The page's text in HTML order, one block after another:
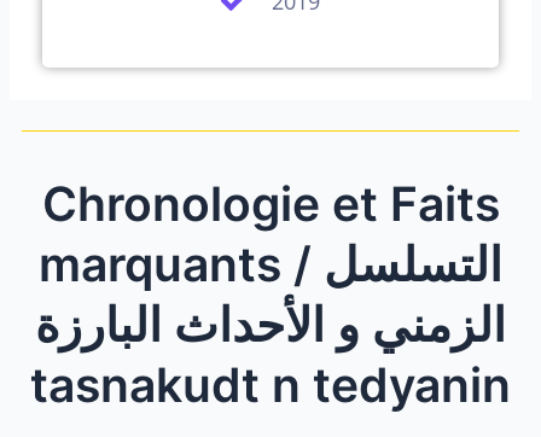
Chronologie et Faits
marquants / التسلسل
الزمني و الأحداث البارزة
tasnakudt n tedyanin